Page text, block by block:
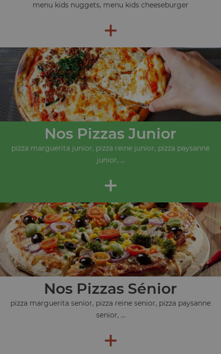
menu kids nuggets, menu kids cheeseburger
+
Nos Pizzas Junior
pizza marguerita junior, pizza reine junior, pizza paysanne
junior, ...
+
Nos Pizzas Sénior
pizza marguerita senior, pizza reine senior, pizza paysanne
senior, ...
+